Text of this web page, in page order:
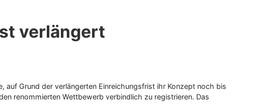
verlängert
auf Grund der verlängerten Einreichungsfrist ihr Konzept noch bis
renommierten Wettbewerb verbindlich zu registrieren. Das